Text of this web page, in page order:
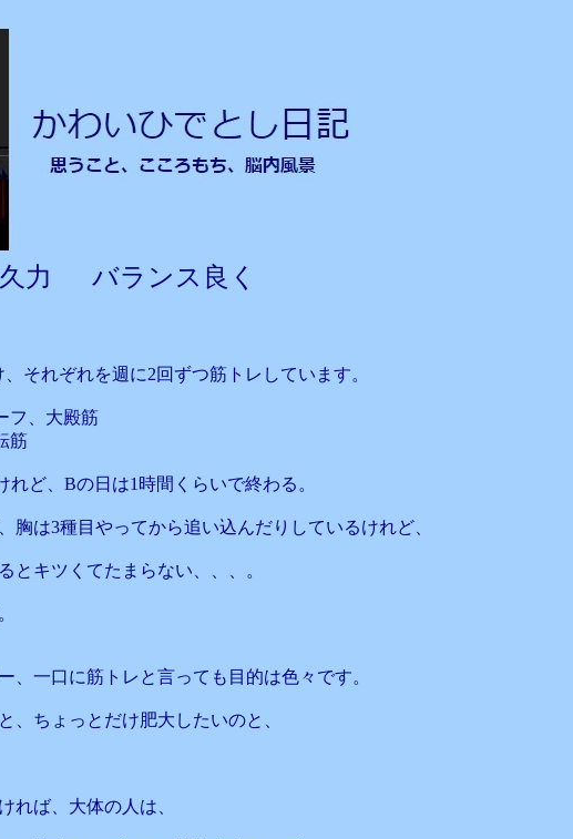
久力 バランス良く
それぞれを週に2回ずつ筋トレしています。
フ、大殿筋
筋
ど、Bの日は1時間くらいで終わる。
胸は3種目やってから追い込んだりしているけれど、
とキツくてたまらない、、、。
、一口に筋トレと言っても目的は色々です。
、ちょっとだけ肥大したいのと、
れば、大体の人は、